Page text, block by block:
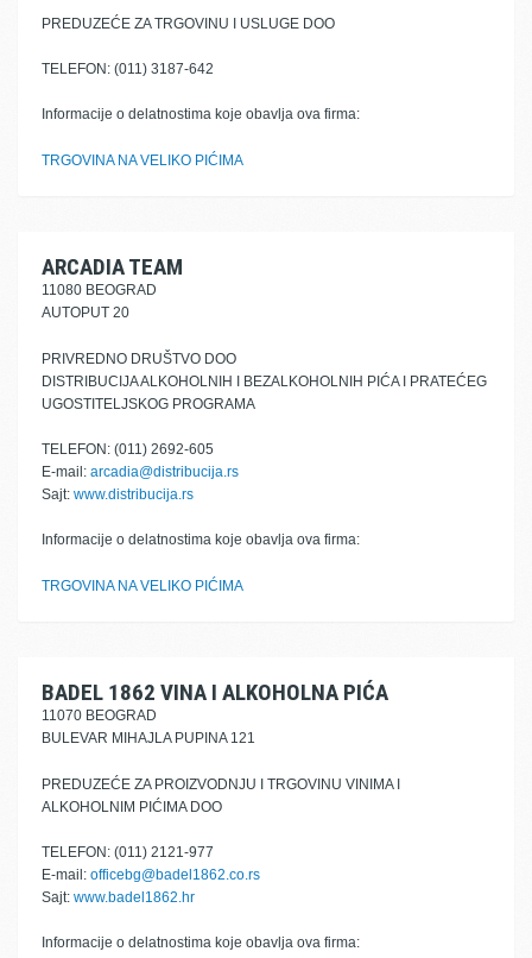
PREDUZEĆE ZA TRGOVINU I USLUGE DOO
TELEFON: (011) 3187-642
Informacije o delatnostima koje obavlja ova firma:
TRGOVINA NA VELIKO PIĆIMA
ARCADIA TEAM
11080 BEOGRAD
AUTOPUT 20
PRIVREDNO DRUŠTVO DOO
DISTRIBUCIJA ALKOHOLNIH I BEZALKOHOLNIH PIĆA I PRATEĆEG
UGOSTITELJSKOG PROGRAMA
TELEFON: (011) 2692-605
E-mail: arcadia@distribucija.rs
Sajt: www.distribucija.rs
Informacije o delatnostima koje obavlja ova firma:
TRGOVINA NA VELIKO PIĆIMA
BADEL 1862 VINA I ALKOHOLNA PIĆA
11070 BEOGRAD
BULEVAR MIHAJLA PUPINA 121
PREDUZEĆE ZA PROIZVODNJU I TRGOVINU VINIMA I
ALKOHOLNIM PIĆIMA DOO
TELEFON: (011) 2121-977
E-mail: officebg@badel1862.co.rs
Sajt: www.badel1862.hr
Informacije o delatnostima koje obavlja ova firma: